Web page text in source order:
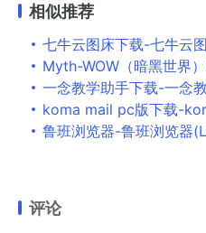
相似推荐
七牛云图床下载-七牛云
Myth-WOW（暗黑世界）
一念教学助手下载-一念
koma mail pc版下载-koma
鲁班浏览器-鲁班浏览器
评论